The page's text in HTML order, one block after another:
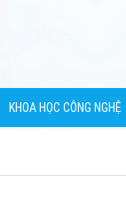
KHOA HỌC CÔNG NGHỆ